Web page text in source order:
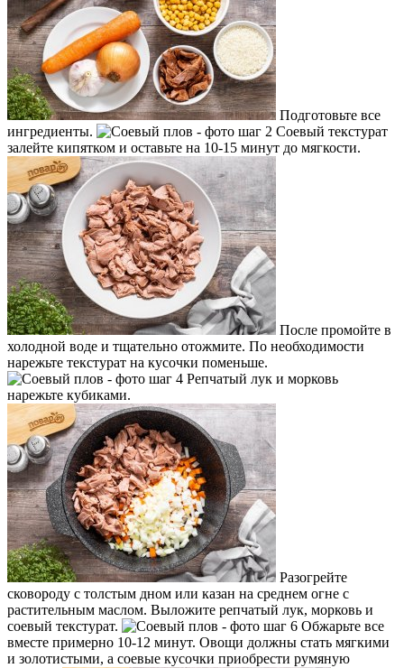
Подготовьте все
ингредиенты.
Соевый текстурат
залейте кипятком и оставьте на 10-15 минут до мягкости.
После промойте в
холодной воде и тщательно отожмите. По необходимости
нарежьте текстурат на кусочки поменьше.
Репчатый лук и морковь
нарежьте кубиками.
Разогрейте
сковороду с толстым дном или казан на среднем огне с
растительным маслом. Выложите репчатый лук, морковь и
соевый текстурат.
Обжарьте все
вместе примерно 10-12 минут. Овощи должны стать мягкими
и золотистыми, а соевые кусочки приобрести румяную